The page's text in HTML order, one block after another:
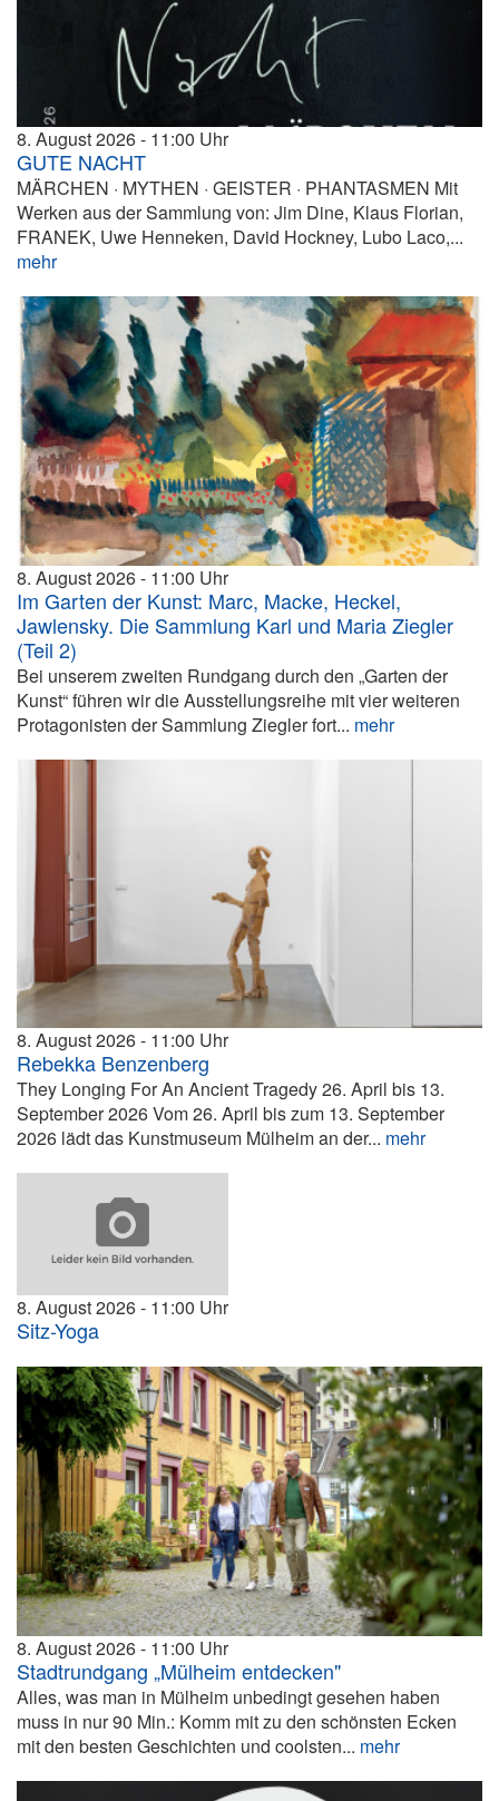
8. August 2026 11:00
GUTE NACHT
MÄRCHEN · MYTHEN · GEISTER · PHANTASMEN Mit
Werken aus der Sammlung von: Jim Dine, Klaus Florian,
FRANEK, Uwe Henneken, David Hockney, Lubo Laco,...
mehr
8. August 2026 11:00
Im Garten der Kunst: Marc, Macke, Heckel,
Jawlensky. Die Sammlung Karl und Maria Ziegler
(Teil 2)
Bei unserem zweiten Rundgang durch den „Garten der
Kunst“ führen wir die Ausstellungsreihe mit vier weiteren
Protagonisten der Sammlung Ziegler fort... mehr
8. August 2026 11:00
Rebekka Benzenberg
They Longing For An Ancient Tragedy 26. April bis 13.
September 2026 Vom 26. April bis zum 13. September
2026 lädt das Kunstmuseum Mülheim an der... mehr
8. August 2026 11:00
Sitz-Yoga
8. August 2026 11:00
Stadtrundgang „Mülheim entdecken"
Alles, was man in Mülheim unbedingt gesehen haben
muss in nur 90 Min.: Komm mit zu den schönsten Ecken
mit den besten Geschichten und coolsten... mehr